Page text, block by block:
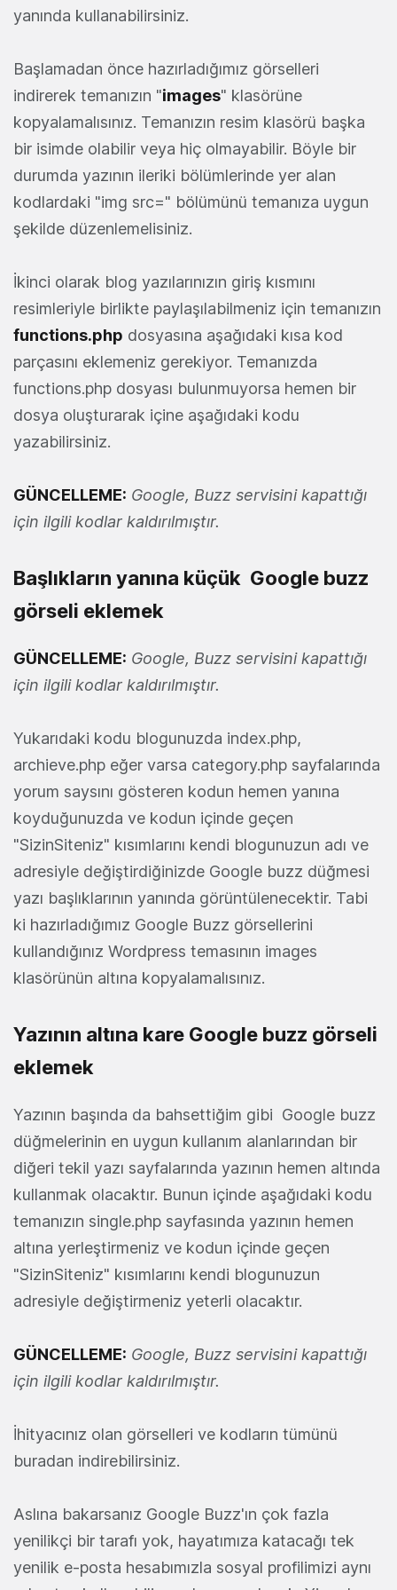
yanında kullanabilirsiniz.
Başlamadan önce hazırladığımız görselleri
indirerek temanızın "images" klasörüne
kopyalamalısınız. Temanızın resim klasörü başka
bir isimde olabilir veya hiç olmayabilir. Böyle bir
durumda yazının ileriki bölümlerinde yer alan
kodlardaki "img src=" bölümünü temanıza uygun
şekilde düzenlemelisiniz.
İkinci olarak blog yazılarınızın giriş kısmını
resimleriyle birlikte paylaşılabilmeniz için temanızın
functions.php dosyasına aşağıdaki kısa kod
parçasını eklemeniz gerekiyor. Temanızda
functions.php dosyası bulunmuyorsa hemen bir
dosya oluşturarak içine aşağıdaki kodu
yazabilirsiniz.
GÜNCELLEME: Google, Buzz servisini kapattığı
için ilgili kodlar kaldırılmıştır.
Başlıkların yanına küçük Google buzz
görseli eklemek
GÜNCELLEME: Google, Buzz servisini kapattığı
için ilgili kodlar kaldırılmıştır.
Yukarıdaki kodu blogunuzda index.php,
archieve.php eğer varsa category.php sayfalarında
yorum saysını gösteren kodun hemen yanına
koyduğunuzda ve kodun içinde geçen
"SizinSiteniz" kısımlarını kendi blogunuzun adı ve
adresiyle değiştirdiğinizde Google buzz düğmesi
yazı başlıklarının yanında görüntülenecektir. Tabi
ki hazırladığımız Google Buzz görsellerini
kullandığınız Wordpress temasının images
klasörünün altına kopyalamalısınız.
Yazının altına kare Google buzz görseli
eklemek
Yazının başında da bahsettiğim gibi Google buzz
düğmelerinin en uygun kullanım alanlarından bir
diğeri tekil yazı sayfalarında yazının hemen altında
kullanmak olacaktır. Bunun içinde aşağıdaki kodu
temanızın single.php sayfasında yazının hemen
altına yerleştirmeniz ve kodun içinde geçen
"SizinSiteniz" kısımlarını kendi blogunuzun
adresiyle değiştirmeniz yeterli olacaktır.
GÜNCELLEME: Google, Buzz servisini kapattığı
için ilgili kodlar kaldırılmıştır.
İhityacınız olan görselleri ve kodların tümünü
buradan indirebilirsiniz.
Aslına bakarsanız Google Buzz'ın çok fazla
yenilikçi bir tarafı yok, hayatımıza katacağı tek
yenilik e-posta hesabımızla sosyal profilimizi aynı